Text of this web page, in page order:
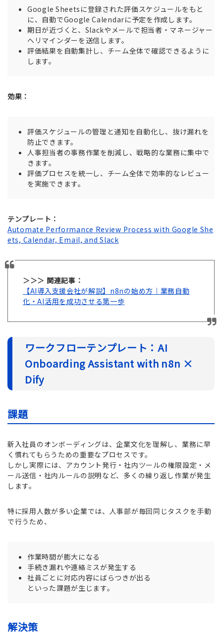
Google Sheetsに登録された評価スケジュールをもと
に、自動でGoogle Calendarに予定を作成します。
期日が近づくと、Slackやメールで担当者・マネージャー
へリマインダーを送信します。
評価結果を自動集計し、チーム全体で確認できるように
します。
効果：
評価スケジュールの管理と通知を自動化し、抜け漏れを
防止できます。
人事担当者の事務作業を削減し、戦略的な業務に集中で
きます。
評価プロセスを統一し、チーム全体で効率的なレビュー
を実施できます。
テンプレート：
Automate Performance Review Process with Google She
ets, Calendar, Email, and Slack
＞＞＞ 関連記事：
【AI導入支援会社が解説】n8nの始め方｜業務自動
化・AI活用を成功させる第一歩
ワークフローテンプレート：AI
Onboarding Assistant with n8n ×
Dify
課題
新入社員のオンボーディングは、企業文化を理解し、業務に早
く慣れてもらうための重要なプロセスです。
しかし実際には、アカウント発行・社内ツールの権限設定・メ
ール送信・社内ルールの説明など、多くの繰り返し作業が発生
します。
特に採用人数が多い企業では、人事部が毎回同じタスクを手動
で行うため、
作業時間が膨大になる
手続き漏れや連絡ミスが発生する
社員ごとに対応内容にばらつきが出る
といった課題が生じます。
解決策